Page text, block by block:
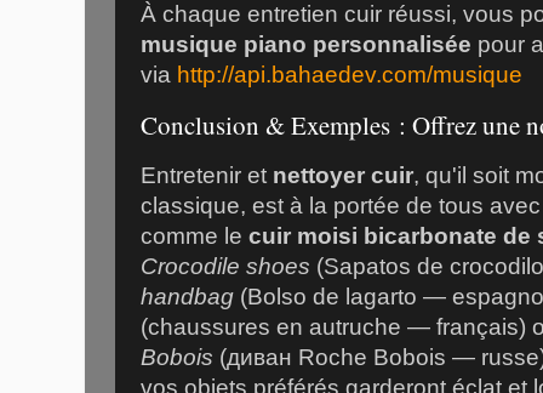
À chaque entretien cuir réussi, vous
musique piano personnalisée pour
via http://api.bahaedev.com/musique
Conclusion & Exemples : Offrez une
Entretenir et nettoyer cuir, qu'il soit
classique, est à la portée de tous
comme le cuir moisi bicarbonate de
Crocodile shoes (Sapatos de
handbag (Bolso de lagarto —
(chaussures en autruche — français)
Bobois (диван Roche Bobois —
vos objets préférés garderont éclat et